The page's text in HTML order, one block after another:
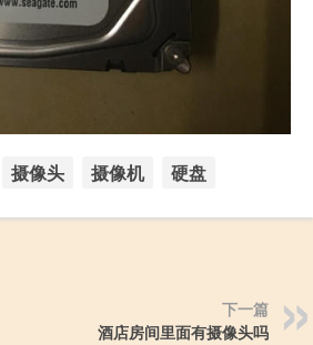
摄像头 摄像机 硬盘
下一篇
酒店房间里面有摄像头吗